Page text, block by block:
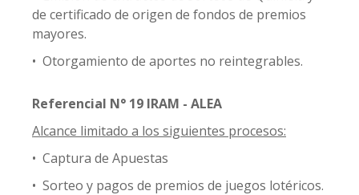
de certificado de origen de fondos de premios
mayores.
• Otorgamiento de aportes no reintegrables.
Referencial N° 19 IRAM - ALEA
Alcance limitado a los siguientes procesos:
• Captura de Apuestas
• Sorteo y pagos de premios de juegos lotéricos.